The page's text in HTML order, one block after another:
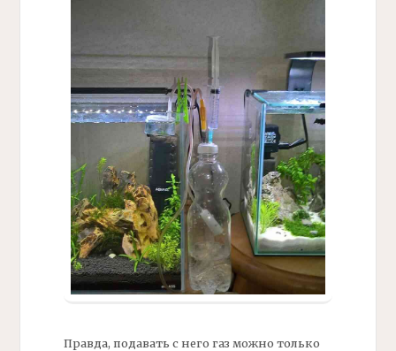
Правда, подавать с него газ можно только